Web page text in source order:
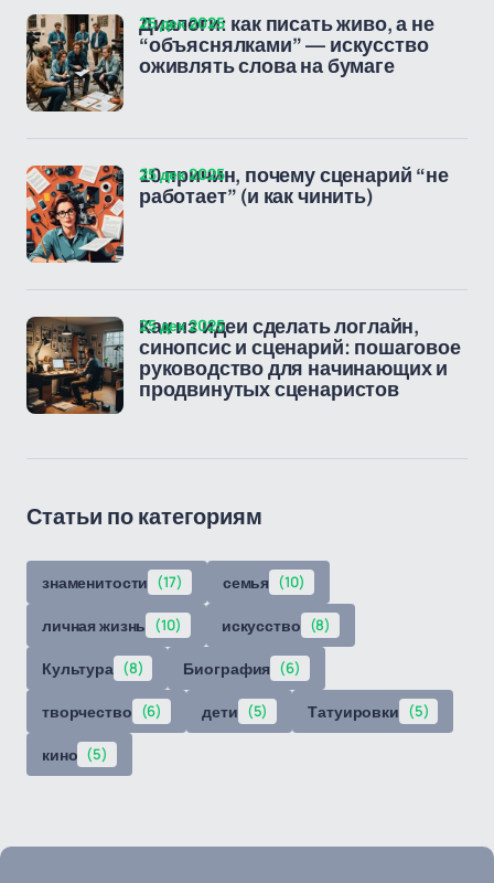
Диалоги: как писать живо, а не
“объяснялками” — искусство
оживлять слова на бумаге
25 дек 2025
10 причин, почему сценарий “не
работает” (и как чинить)
25 дек 2025
Как из идеи сделать логлайн,
синопсис и сценарий: пошаговое
руководство для начинающих и
продвинутых сценаристов
25 дек 2025
Статьи по категориям
знаменитости (17) семья (10)
личная жизнь (10) искусство (8)
Культура (8) Биография (6)
творчество (6) дети (5) Татуировки (5)
кино (5)